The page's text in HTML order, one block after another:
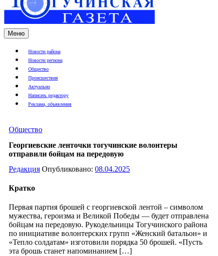
Меню
Новости района
Новости региона
Общество
Происшествия
Актуально
Написать редактору
Реклама, объявления
Общество
Георгиевские ленточки тогучинские волонтеры
отправили бойцам на передовую
Редакция Опубликовано: 08.04.2025
Кратко
Первая партия брошей с георгиевской лентой – символом
мужества, героизма и Великой Победы — будет отправлена
бойцам на передовую. Рукодельницы Тогучинского района
по инициативе волонтерских групп «Женский батальон» и
«Тепло солдатам» изготовили порядка 50 брошей. «Пусть
эта брошь станет напоминанием […]